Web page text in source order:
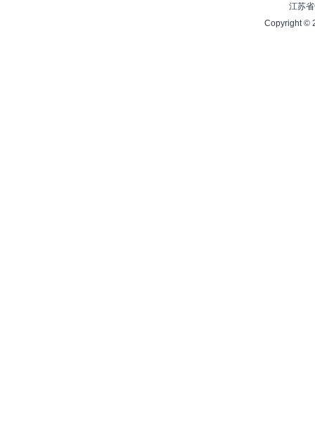
江苏
Copyright ©